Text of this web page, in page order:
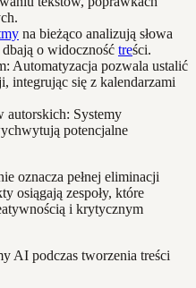
na bieżąco analizują słowa
o widoczność treści.
Automatyzacja pozwala ustalić
integrując się z kalendarzami
autorskich: Systemy
potencjalne
oznacza pełnej eliminacji
osiągają zespoły, które
i krytycznym